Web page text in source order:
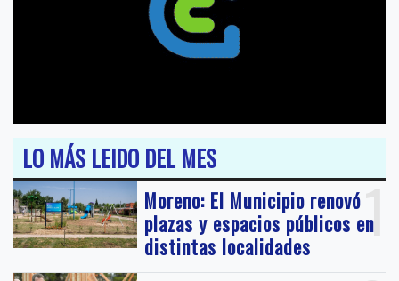
LO MÁS LEIDO DEL MES
1
Moreno: El Municipio renovó
plazas y espacios públicos en
distintas localidades